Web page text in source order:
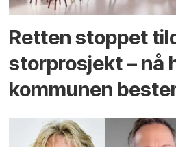
Retten stoppet
storprosjekt – nå
kommunen